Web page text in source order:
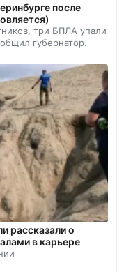
после
три БПЛА упали
губернатор.
рассказали о
в карьере